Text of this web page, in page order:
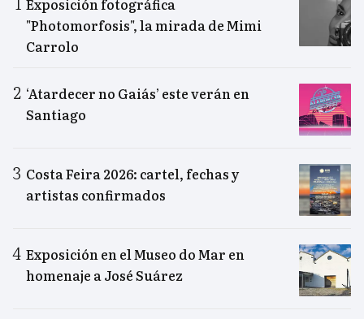
Exposición fotográfica
"Photomorfosis", la mirada de Mimi
Carrolo
‘Atardecer no Gaiás’ este verán en
Santiago
Costa Feira 2026: cartel, fechas y
artistas confirmados
Exposición en el Museo do Mar en
homenaje a José Suárez